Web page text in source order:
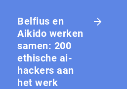
Belfius en
Aikido werken
samen: 200
ethische ai-
hackers aan
het werk